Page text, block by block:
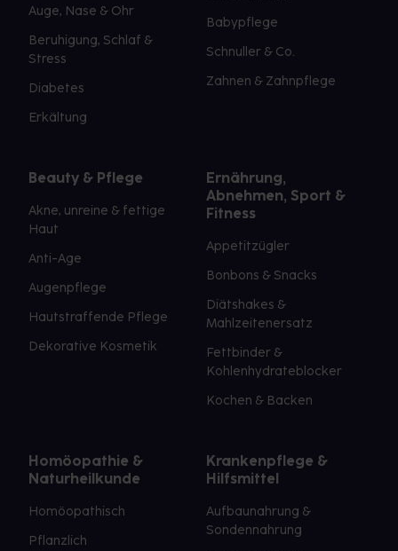
Auge, Nase & Ohr
Beruhigung, Schlaf &
Stress
Diabetes
Erkältung
Babypflege
Schnuller & Co.
Zahnen & Zahnpflege
Beauty & Pflege
Akne, unreine & fettige
Haut
Anti-Age
Augenpflege
Hautstraffende Pflege
Dekorative Kosmetik
Ernährung,
Abnehmen, Sport &
Fitness
Appetitzügler
Bonbons & Snacks
Diätshakes &
Mahlzeitenersatz
Fettbinder &
Kohlenhydrateblocker
Kochen & Backen
Homöopathie &
Naturheilkunde
Homöopathisch
Pflanzlich
Krankenpflege &
Hilfsmittel
Aufbaunahrung &
Sondennahrung